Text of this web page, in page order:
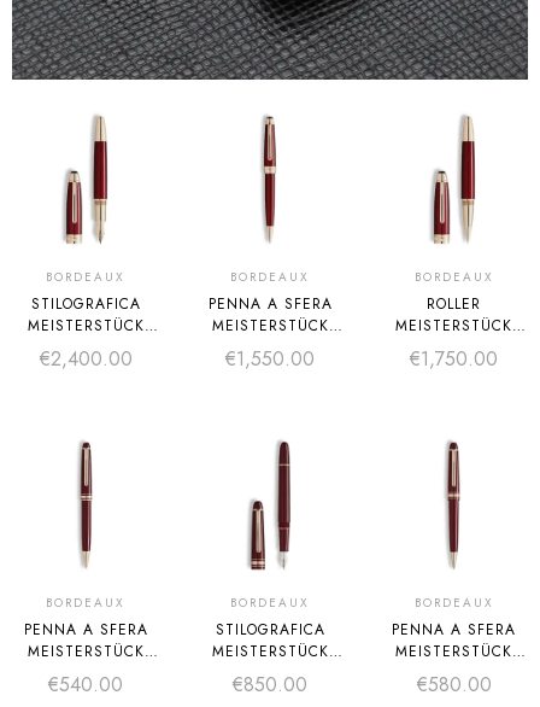
BORDEAUX
STILOGRAFICA
MEISTERSTÜCK
GOLDEN HOUR
SOLITAIRE
€2,400.00
BORDEAUX
PENNA A SFERA
MEISTERSTÜCK
SOLITAIRE GOLDEN
HOUR
€1,550.00
BORDEAUX
ROLLER
MEISTERSTÜCK
GOLDEN HOUR
SOLITAIRE
€1,750.00
BORDEAUX
PENNA A SFERA
MEISTERSTÜCK
BORDEAUX
CLASSIQUE
€540.00
BORDEAUX
STILOGRAFICA
MEISTERSTÜCK
BORDEAUX
CLASSIQUE
€850.00
BORDEAUX
PENNA A SFERA
MEISTERSTÜCK
BORDEAUX
MIDSIZE
€580.00